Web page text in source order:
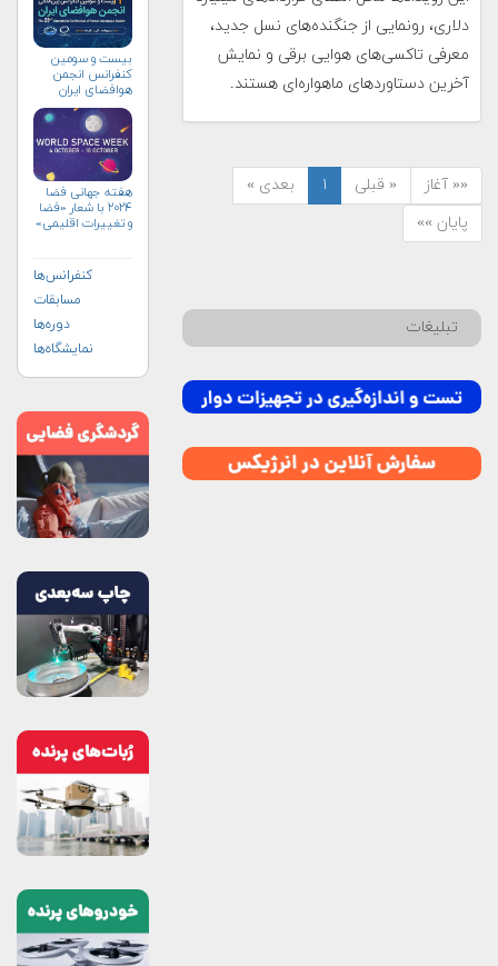
دلاری، رونمایی از جنگنده‌های نسل جدید،
معرفی تاکسی‌های هوایی برقی و نمایش
آخرین دستاوردهای ماهواره‌ای هستند.
«« آغاز « قبلی ۱
بعدی »
پایان »»
تبلیغات
بیست و سومین
کنفرانس انجمن
هوافضای ايران
هفته جهانی فضا
۲۰۲۴ با شعار «فضا
و تغییرات اقلیمی»
کنفرانس‌ها
مسابقات
دوره‌ها
نمایشگاه‌ها